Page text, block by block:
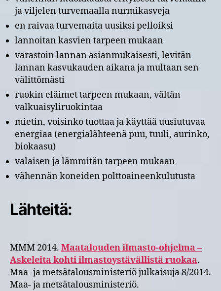
ja viljelen turvemaalla nurmikasveja
en raivaa turvemaita uusiksi pelloiksi
lannoitan kasvien tarpeen mukaan
varastoin lannan asianmukaisesti, levitän
lannan kasvukauden aikana ja multaan sen
välittömästi
ruokin eläimet tarpeen mukaan, vältän
valkuaisyliruokintaa
mietin, voisinko tuottaa ja käyttää uusiutuvaa
energiaa (energialähteenä puu, tuuli, aurinko,
biokaasu)
valaisen ja lämmitän tarpeen mukaan
vähennän koneiden polttoaineenkulutusta
Lähteitä:
MMM 2014. Maatalouden ilmasto-ohjelma –
Askeleita kohti ilmastoystävällistä ruokaa.
Maa- ja metsätalousministeriö julkaisuja 8/2014.
Maa- ja metsätalousministeriö.